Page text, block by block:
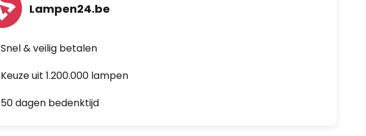
Lampen24.be
Snel & veilig betalen
Keuze uit 1.200.000 lampen
50 dagen bedenktijd